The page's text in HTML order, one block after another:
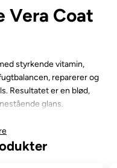
Vera Coat
styrkende vitamin,
reparerer og
Resultatet er en blød,
glans.
til hundepels. Beriget
og Keratin. En
en langvarig styrke